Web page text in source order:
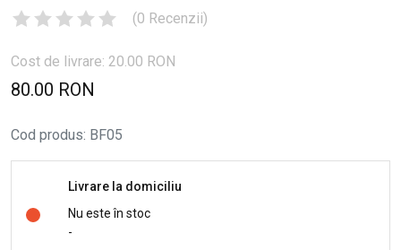
(0 Recenzii)
Cost de livrare: 20.00 RON
80.00 RON
Cod produs: BF05
Livrare la domiciliu
Nu este în stoc
-